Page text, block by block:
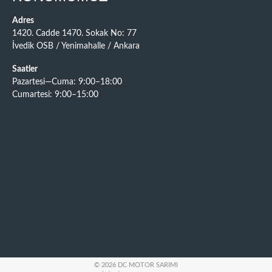
Adres
1420. Cadde 1470. Sokak No: 77
İvedik OSB / Yenimahalle / Ankara
Saatler
Pazartesi—Cuma: 9:00–18:00
Cumartesi: 9:00–15:00
© 2026 DC MOTOR SARIMI